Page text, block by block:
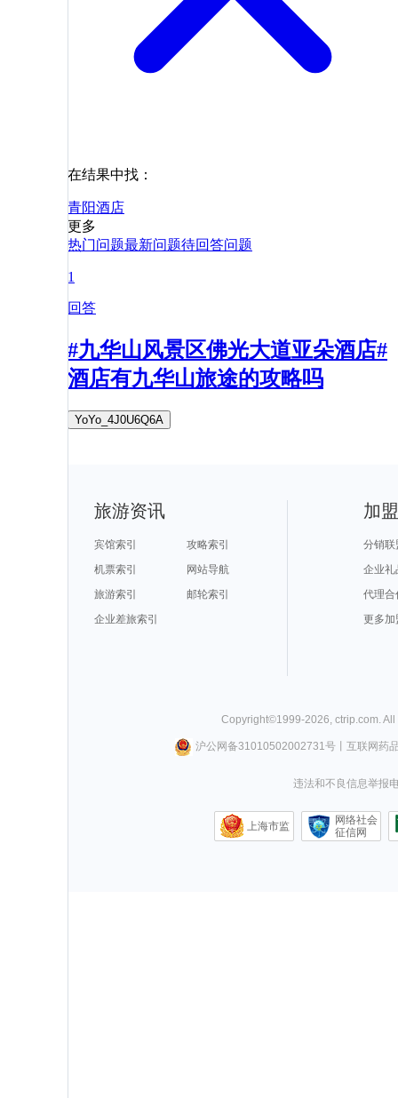
在结果中找：
青阳酒店
更多
热门问题最新问题待回答问题
1
回答
#九华山风景区佛光大道亚朵酒店#
酒店有九华山旅途的攻略吗
YoYo_4J0U6Q6A
旅游资讯
宾馆索引
攻略索引
机票索引
网站导航
旅游索引
邮轮索引
企业差旅索引
加
分销联
企业礼
代理合
更多加
Copyright©1999-2026 ctrip.com .
沪公网备31010502002731号丨 互联网药
违法和不良信息举报
上海市监
网络社会
征信网